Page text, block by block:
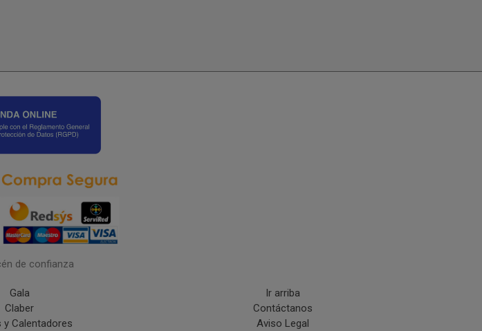
de confianza
Gala
Claber
y Calentadores
Ir arriba
Contáctanos
Aviso Legal